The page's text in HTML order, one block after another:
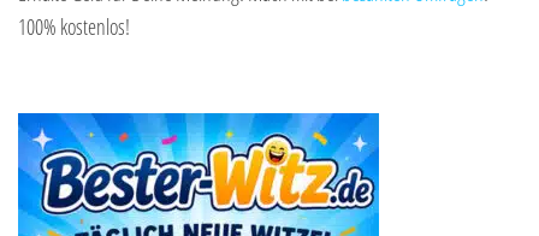
100% kostenlos!